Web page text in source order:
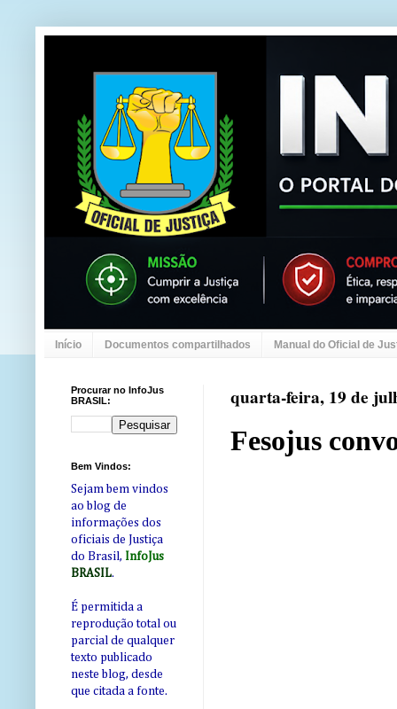
Início Documentos compartilhados Manual do Oficial de
quarta-feira, 19 de
Fesojus
Procurar no InfoJus
BRASIL:
Bem Vindos:
Sejam bem vindos
ao blog de
informações dos
oficiais de Justiça
do Brasil, InfoJus
BRASIL.
É permitida a
reprodução total ou
parcial de qualquer
texto publicado
neste blog, desde
que citada a fonte.